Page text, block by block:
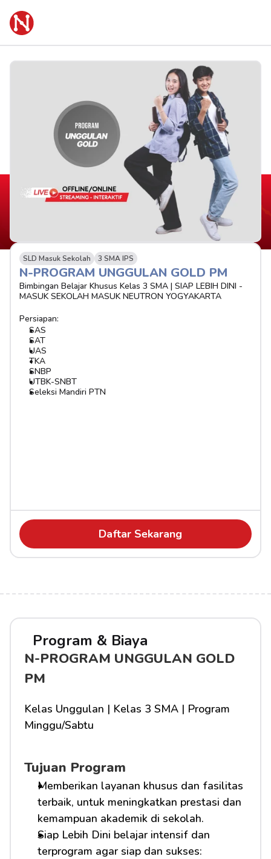
SLD Masuk Sekolah 3 SMA IPS
N-PROGRAM UNGGULAN GOLD PM
Bimbingan Belajar Khusus Kelas 3 SMA | SIAP LEBIH DINI -
MASUK SEKOLAH MASUK NEUTRON YOGYAKARTA
Persiapan:
SAS
SAT
UAS
TKA
SNBP
UTBK-SNBT
Seleksi Mandiri PTN
Daftar Sekarang
Program & Biaya
N-PROGRAM UNGGULAN GOLD
PM
Kelas Unggulan | Kelas 3 SMA | Program
Minggu/Sabtu
Tujuan Program
Memberikan layanan khusus dan fasilitas
terbaik, untuk meningkatkan prestasi dan
kemampuan akademik di sekolah.
Siap Lebih Dini belajar intensif dan
terprogram agar siap dan sukses: